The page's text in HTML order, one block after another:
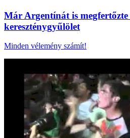
Már Argentínát is megfertőzte
kereszténygyűlölet
Minden vélemény számít!